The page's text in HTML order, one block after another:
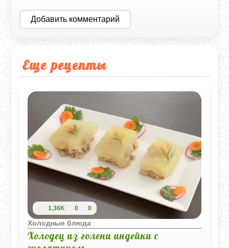
Добавить комментарий
Еще рецепты
1,36K 0 0
Холодные блюда
Холодец из голени индейки с